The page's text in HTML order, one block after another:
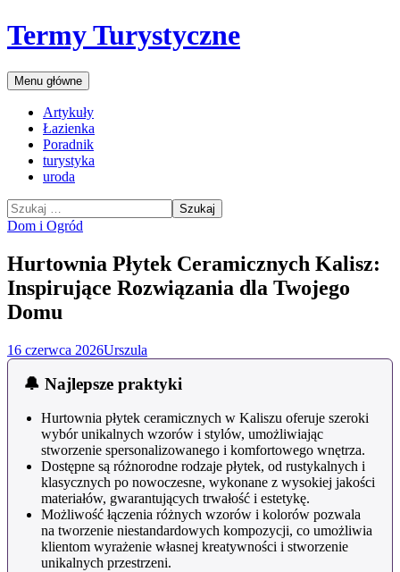
Przejdź
do
Termy Turystyczne
Szukaj
Menu główne
Artykuły
Łazienka
Poradnik
turystyka
uroda
Szukaj:
Dom i Ogród
Hurtownia Płytek Ceramicznych Kalisz:
Inspirujące Rozwiązania dla Twojego
Domu
16 czerwca 2026Urszula
🔔 Najlepsze praktyki
Hurtownia płytek ceramicznych w Kaliszu oferuje szeroki
wybór unikalnych wzorów i stylów, umożliwiając
stworzenie spersonalizowanego i komfortowego wnętrza.
Dostępne są różnorodne rodzaje płytek, od rustykalnych i
klasycznych po nowoczesne, wykonane z wysokiej jakości
materiałów, gwarantujących trwałość i estetykę.
Możliwość łączenia różnych wzorów i kolorów pozwala
na tworzenie niestandardowych kompozycji, co umożliwia
klientom wyrażenie własnej kreatywności i stworzenie
unikalnych przestrzeni.